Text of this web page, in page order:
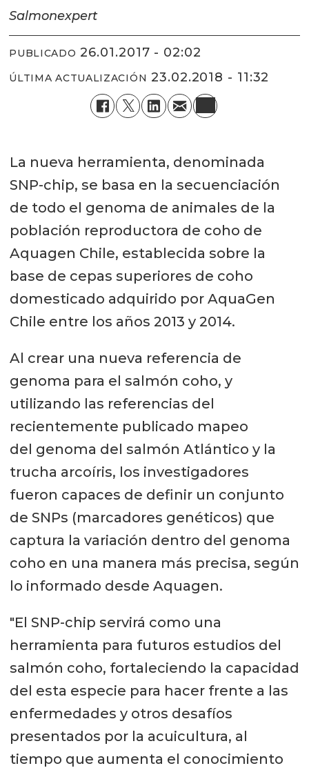
Salmonexpert
PUBLICADO 26.01.2017 - 02:02
ÚLTIMA ACTUALIZACIÓN 23.02.2018 - 11:32
La nueva herramienta, denominada
SNP-chip, se basa en la secuenciación
de todo el genoma de animales de la
población reproductora de coho de
Aquagen Chile, establecida sobre la
base de cepas superiores de coho
domesticado adquirido por AquaGen
Chile entre los años 2013 y 2014.
Al crear una nueva referencia de
genoma para el salmón coho, y
utilizando las referencias del
recientemente publicado mapeo
del genoma del salmón Atlántico y la
trucha arcoíris, los investigadores
fueron capaces de definir un conjunto
de SNPs (marcadores genéticos) que
captura la variación dentro del genoma
coho en una manera más precisa, según
lo informado desde Aquagen.
"El SNP-chip servirá como una
herramienta para futuros estudios del
salmón coho, fortaleciendo la capacidad
del esta especie para hacer frente a las
enfermedades y otros desafíos
presentados por la acuicultura, al
tiempo que aumenta el conocimiento